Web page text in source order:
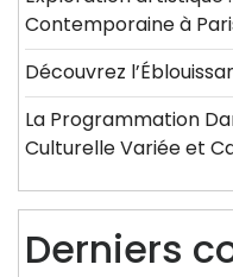
Contemporaine à
Découvrez
La Programmation
Culturelle Variée et
Derniers